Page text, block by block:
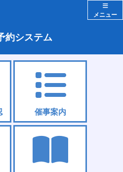
メニュー
約システム
催事案内